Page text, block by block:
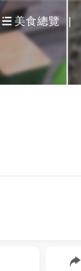
美食總覽